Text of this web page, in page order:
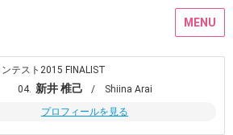
MENU
テスト2015 FINALIST
04. 新井 椎己
/ Shiina Arai
プロフィールを見る